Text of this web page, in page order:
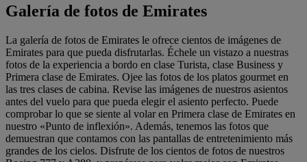
Galería de fotos de Emirates
La galería de fotos de Emirates le ofrece cientos de imágenes de
Emirates para que pueda disfrutarlas. Échele un vistazo a nuestras
fotos de la experiencia a bordo en clase Turista, clase Business y
Primera clase de Emirates. Ojee las fotos de los platos gourmet en
las tres clases de cabina. Revise las imágenes de nuestros asientos
antes del vuelo para que pueda elegir el asiento perfecto. Puede
comprobar lo que se siente al volar en Primera clase de Emirates en
nuestro «Punto de inflexión». Además, tenemos las fotos que
demuestran que contamos con las pantallas de entretenimiento más
grandes de los cielos. Disfrute de los cientos de fotos de nuestros